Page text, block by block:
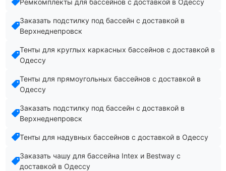
Ремкомплекты для бассейнов с доставкой в Одессу
Заказать подстилку под бассейн с доставкой в
Верхнеднепровск
Тенты для круглых каркасных бассейнов с доставкой в
Одессу
Тенты для прямоугольных бассейнов с доставкой в
Одессу
Заказать подстилку под бассейн с доставкой в
Верхнеднепровск
Тенты для надувных бассейнов с доставкой в Одессу
Заказать чашу для бассейна Intex и Bestway с
доставкой в Одессу